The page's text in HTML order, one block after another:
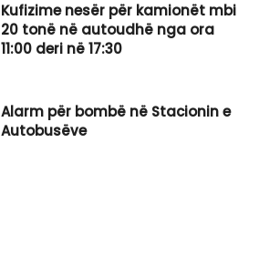
Kufizime nesër për kamionët mbi
20 tonë në autoudhë nga ora
11:00 deri në 17:30
Alarm për bombë në Stacionin e
Autobusëve